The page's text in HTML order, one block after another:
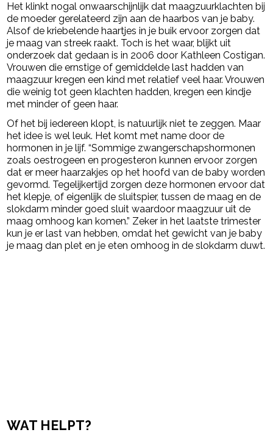
Het klinkt nogal onwaarschijnlijk dat maagzuurklachten bij
de moeder gerelateerd zijn aan de haarbos van je baby.
Alsof de kriebelende haartjes in je buik ervoor zorgen dat
je maag van streek raakt. Toch is het waar, blijkt uit
onderzoek dat gedaan is in 2006 door Kathleen Costigan.
Vrouwen die ernstige of gemiddelde last hadden van
maagzuur kregen een kind met relatief veel haar. Vrouwen
die weinig tot geen klachten hadden, kregen een kindje
met minder of geen haar.
Of het bij iedereen klopt, is natuurlijk niet te zeggen. Maar
het idee is wel leuk. Het komt met name door de
hormonen in je lijf. “Sommige zwangerschapshormonen
zoals oestrogeen en progesteron kunnen ervoor zorgen
dat er meer haarzakjes op het hoofd van de baby worden
gevormd. Tegelijkertijd zorgen deze hormonen ervoor dat
het klepje, of eigenlijk de sluitspier, tussen de maag en de
slokdarm minder goed sluit waardoor maagzuur uit de
maag omhoog kan komen.” Zeker in het laatste trimester
kun je er last van hebben, omdat het gewicht van je baby
je maag dan plet en je eten omhoog in de slokdarm duwt.
WAT HELPT?